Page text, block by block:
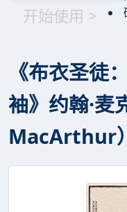
开始使用 >
《布衣圣徒
袖》约翰·麦
MacArthur